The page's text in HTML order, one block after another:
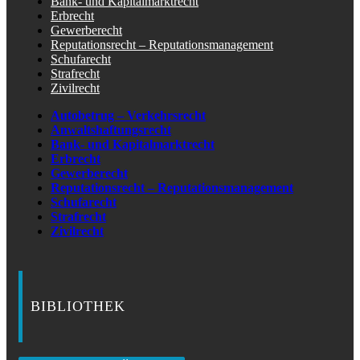
Erbrecht
Gewerberecht
Reputationsrecht – Reputationsmanagement
Schufarecht
Strafrecht
Zivilrecht
Autobetrug – Verkehrsrecht
Anwaltshaftungsrecht
Bank- und Kapitalmarktrecht
Erbrecht
Gewerberecht
Reputationsrecht – Reputationsmanagement
Schufarecht
Strafrecht
Zivilrecht
BIBLIOTHEK